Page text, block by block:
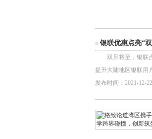
银联优惠点亮“
双旦将至，银联点
提升大陆地区银联
发布时间：2021-12-